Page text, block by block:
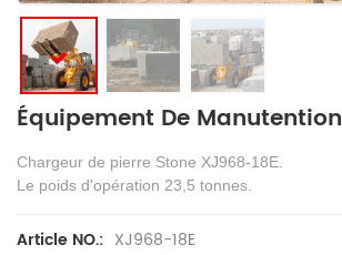
Équipement De Manutention
Chargeur de pierre Stone XJ968-18E.
Le poids d'opération 23,5 tonnes.
Article NO.: XJ968-18E